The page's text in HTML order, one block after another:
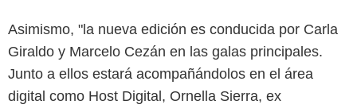
Asimismo, "la nueva edición es conducida por Carla
Giraldo y Marcelo Cezán en las galas principales.
Junto a ellos estará acompañándolos en el área
digital como Host Digital, Ornella Sierra, ex